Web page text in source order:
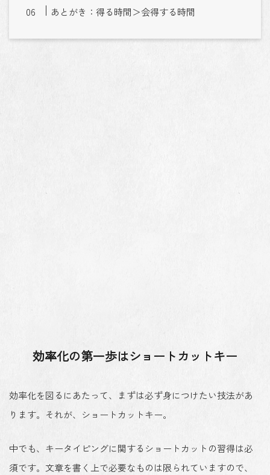
あとがき：得る時間＞会得する時間
効率化の第一歩はショートカットキー
効率化を図るにあたって、まずは必ず身につけたい技法があ
ります。それが、ショートカットキー。
中でも、キータイピングに関するショートカットの習得は必
須です。文章を書く上で必要なものは限られていますので、